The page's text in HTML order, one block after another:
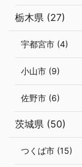
栃木県 (27)
宇都宮市 (4)
小山市 (9)
佐野市 (6)
茨城県 (50)
つくば市 (15)